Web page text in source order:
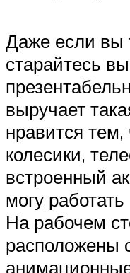
Даже если вы
старайтесь
выручает
нравится тем,
колесики,
встроенный
могу
На рабочем
расположены